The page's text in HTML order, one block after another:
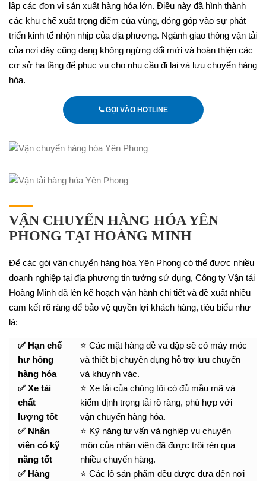
lập các đơn vị sản xuất hàng hóa lớn. Điều này đã hình thành
các khu chế xuất trọng điểm của vùng, đóng góp vào sự phát
triển kinh tế nhộn nhịp của địa phương. Ngành giao thông vận tải
của nơi đây cũng đang không ngừng đổi mới và hoàn thiện các
cơ sở hạ tầng để phục vụ cho nhu cầu đi lại và lưu chuyển hàng
hóa.
GỌI VÀO HOTLINE
VẬN CHUYỂN HÀNG HÓA YÊN
PHONG TẠI HOÀNG MINH
Để các gói vận chuyển hàng hóa Yên Phong có thể được nhiều
doanh nghiệp tại địa phương tin tưởng sử dụng, Công ty Vận tải
Hoàng Minh đã lên kế hoạch vận hành chi tiết và đề xuất nhiều
cam kết rõ ràng để bảo vệ quyền lợi khách hàng, tiêu biểu như
là:
✅ Hạn chế
hư hỏng
hàng hóa
⭐ Các mặt hàng dễ va đập sẽ có máy móc
và thiết bị chuyên dụng hỗ trợ lưu chuyển
và khuynh vác.
✅ Xe tải
chất
lượng tốt
⭐ Xe tải của chúng tôi có đủ mẫu mã và
kiểm định trọng tải rõ ràng, phù hợp với
vận chuyển hàng hóa.
✅ Nhân
viên có kỹ
năng tốt
⭐ Kỹ năng tư vấn và nghiệp vụ chuyên
môn của nhân viên đã được trôi rèn qua
nhiều chuyến hàng.
✅ Hàng
⭐ Các lô sản phẩm đều được đưa đến nơi